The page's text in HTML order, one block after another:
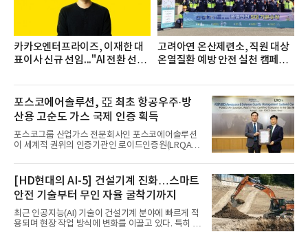
카카오엔터프라이즈, 이재한 대
표이사 신규 선임..."AI 전환 선
고려아연 온산제련소, 직원 대상
온열질환 예방 안전 실천 캠페인
포스코에어솔루션, 亞 최초 항공우주·방
산용 고순도 가스 국제 인증 획득
포스코그룹 산업가스 전문회사인 포스코에어솔루션
이 세계적 권위의 인증기관인 로이드인증원(LRQA)
순도 희귀가스 제조 분야 국제공인 인증인 ‘항공우주·
방산 품질경영시스템(AS9100D)’을 획득했다.포스코
에어솔루션은 6일 서울 포스코센터에서 김대연 포스
코에어솔루션 대표, 이일형 로이드인증원(LRQA) 한
국지사 대표 등이 참석한 가운데 ‘항공우주·방산 품질
경영시스템(AS9100D)’ 인증수여식을 가졌다고 밝혔
다.포스코에어솔루션이 획득한 AS9100D는 국제 품
[HD현대의 AI-5] 건설기계 진화…스마트
안전 기술부터 무인 자율 굴착기까지
최근 인공지능(AI) 기술이 건설기계 분야에 빠르게 적
용되며 현장 작업 방식에 변화를 이끌고 있다. 특히 무